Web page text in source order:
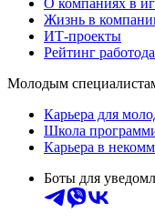
О компаниях в
Жизнь в
ИТ-проекты
Рейтинг
Молодым
Карьера для
Школа
Карьера в
Боты для